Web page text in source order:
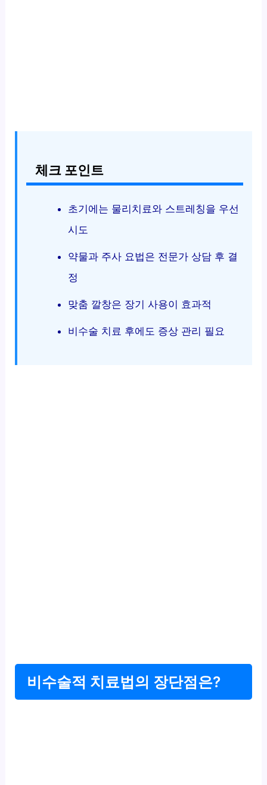
체크 포인트
초기에는 물리치료와 스트레칭을 우선
시도
약물과 주사 요법은 전문가 상담 후 결
정
맞춤 깔창은 장기 사용이 효과적
비수술 치료 후에도 증상 관리 필요
비수술적 치료법의 장단점은?